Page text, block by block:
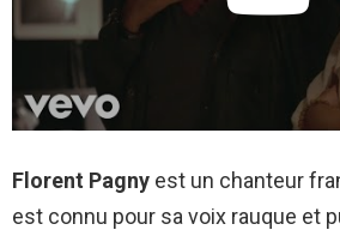
Florent Pagny est un chanteur
est connu pour sa voix rauque et